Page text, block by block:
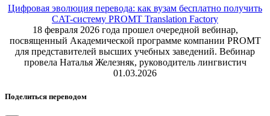
Цифровая эволюция перевода: как вузам бесплатно получить
CAT-систему PROMT Translation Factory
18 февраля 2026 года прошел очередной вебинар,
посвященный Академической программе компании PROMT
для представителей высших учебных заведений. Вебинар
провела Наталья Железняк, руководитель лингвистич
01.03.2026
Поделиться переводом